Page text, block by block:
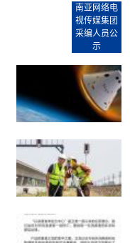
南亚网络电
视传媒集团
采编人员公
示